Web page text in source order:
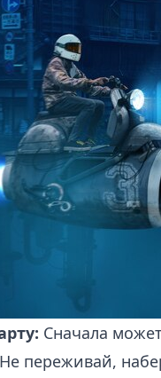
Сначала
переживай,